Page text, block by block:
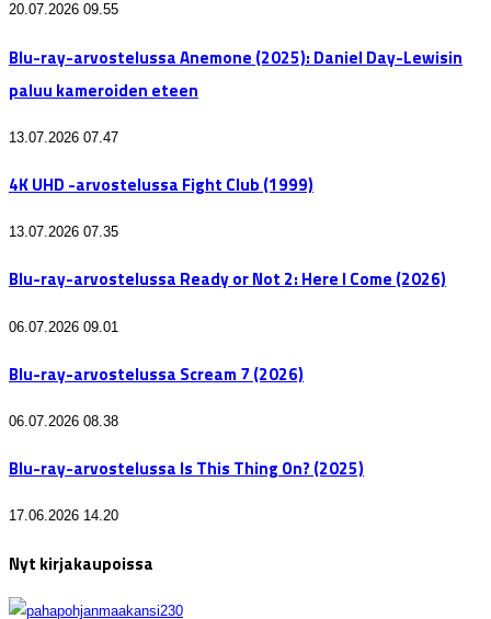
20.07.2026 09.55
Blu-ray-arvostelussa Anemone (2025): Daniel Day-Lewisin
paluu kameroiden eteen
13.07.2026 07.47
4K UHD -arvostelussa Fight Club (1999)
13.07.2026 07.35
Blu-ray-arvostelussa Ready or Not 2: Here I Come (2026)
06.07.2026 09.01
Blu-ray-arvostelussa Scream 7 (2026)
06.07.2026 08.38
Blu-ray-arvostelussa Is This Thing On? (2025)
17.06.2026 14.20
Nyt kirjakaupoissa